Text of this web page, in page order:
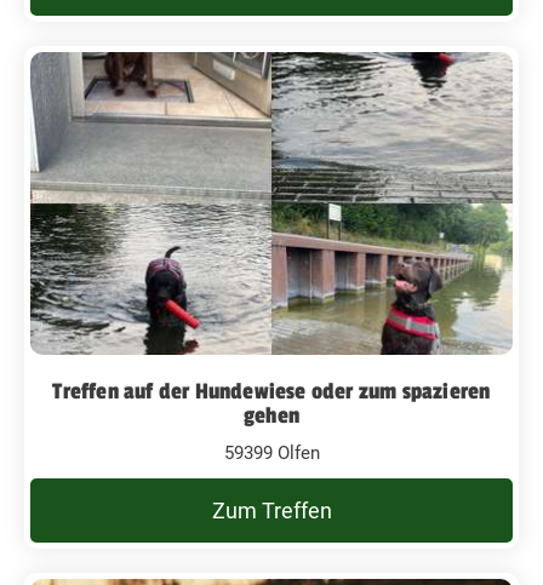
Treffen auf der Hundewiese oder zum spazieren
gehen
59399 Olfen
Zum Treffen